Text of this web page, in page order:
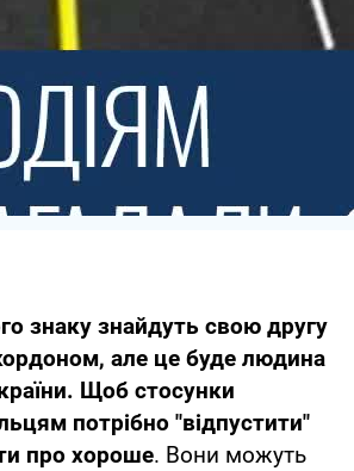
знаку знайдуть свою другу
але це буде людина
країни. Щоб стосунки
потрібно "відпустити"
про хороше. Вони можуть